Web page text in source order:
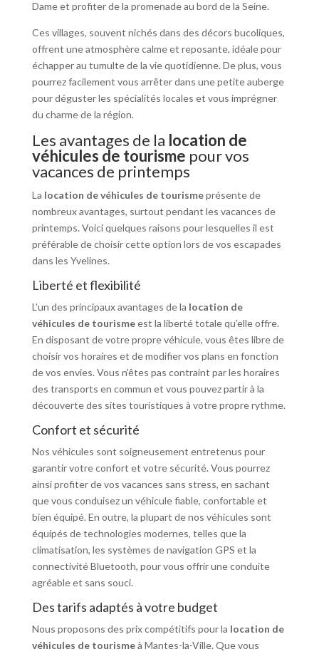
Dame et profiter de la promenade au bord de la Seine.
Ces villages, souvent nichés dans des décors bucoliques,
offrent une atmosphère calme et reposante, idéale pour
échapper au tumulte de la vie quotidienne. De plus, vous
pourrez facilement vous arrêter dans une petite auberge
pour déguster les spécialités locales et vous imprégner
du charme de la région.
Les avantages de la location de
véhicules de tourisme pour vos
vacances de printemps
La location de véhicules de tourismeprésente de
nombreux avantages, surtout pendant les vacances de
printemps. Voici quelques raisons pour lesquelles il est
préférable de choisir cette option lors de vos escapades
dans les Yvelines.
Liberté et flexibilité
L’un des principaux avantages de la location de
véhicules de tourismeest la liberté totale qu’elle offre.
En disposant de votre propre véhicule, vous êtes libre de
choisir vos horaires et de modifier vos plans en fonction
de vos envies. Vous n’êtes pas contraint par les horaires
des transports en commun et vous pouvez partir à la
découverte des sites touristiques à votre propre rythme.
Confort et sécurité
Nos véhicules sont soigneusement entretenus pour
garantir votre confort et votre sécurité. Vous pourrez
ainsi profiter de vos vacances sans stress, en sachant
que vous conduisez un véhicule fiable, confortable et
bien équipé. En outre, la plupart de nos véhicules sont
équipés de technologies modernes, telles que la
climatisation, les systèmes de navigation GPS et la
connectivité Bluetooth, pour vous offrir une conduite
agréable et sans souci.
Des tarifs adaptés à votre budget
Nous proposons des prix compétitifs pour la location de
véhicules de tourismeà Mantes-la-Ville. Que vous